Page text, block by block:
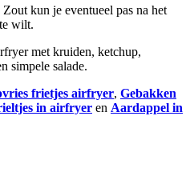
kun je eventueel pas na het
wilt.
met kruiden, ketchup,
simpele salade.
frietjes airfryer, Gebakken
in airfryer en Aardappel in